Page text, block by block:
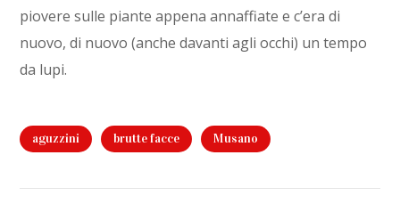
piovere sulle piante appena annaffiate e c’era di
nuovo, di nuovo (anche davanti agli occhi) un tempo
da lupi.
aguzzini brutte facce Musano